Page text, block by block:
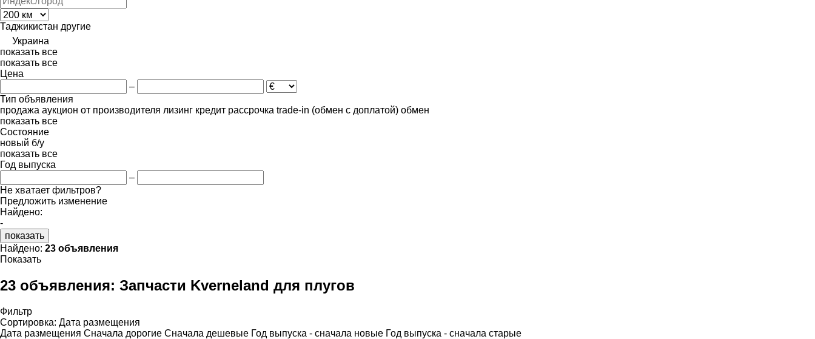
Таджикистан другие
Украина
показать все
показать все
Цена
–
Тип объявления
продажа аукцион от производителя лизинг кредит рассрочка trade-in (обмен с доплатой) обмен
показать все
Состояние
новый б/у
показать все
Год выпуска
–
Не хватает фильтров?
Предложить изменение
Найдено:
-
показать
Найдено: 23 объявления
Показать
23 объявления: Запчасти Kverneland для плугов
Фильтр
Сортировка: Дата размещения
Дата размещения Сначала дорогие Сначала дешевые Год выпуска - сначала новые Год выпуска - сначала старые